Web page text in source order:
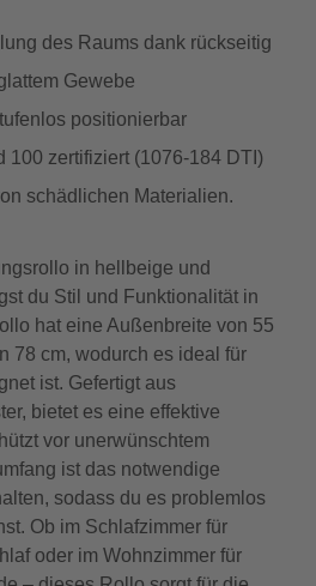
des Raums dank rückseitig
Gewebe
positionierbar
100 zertifiziert (1076-184 DTI)
schädlichen Materialien.
in hellbeige und
du Stil und Funktionalität in
hat eine Außenbreite von 55
78 cm, wodurch es ideal für
ist. Gefertigt aus
bietet es eine effektive
vor unerwünschtem
ist das notwendige
sodass du es problemlos
Ob im Schlafzimmer für
oder im Wohnzimmer für